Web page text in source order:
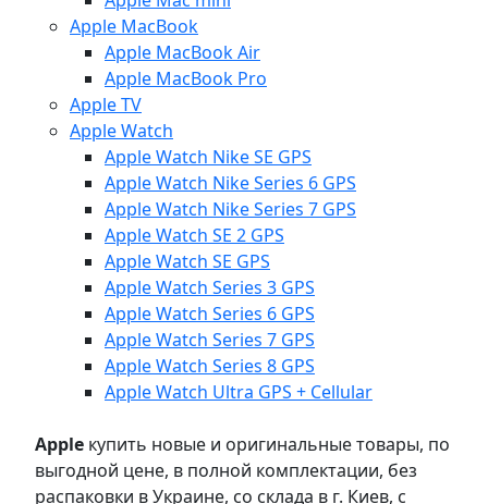
Apple MacBook
Apple MacBook Air
Apple MacBook Pro
Apple TV
Apple Watch
Apple Watch Nike SE GPS
Apple Watch Nike Series 6 GPS
Apple Watch Nike Series 7 GPS
Apple Watch SE 2 GPS
Apple Watch SE GPS
Apple Watch Series 3 GPS
Apple Watch Series 6 GPS
Apple Watch Series 7 GPS
Apple Watch Series 8 GPS
Apple Watch Ultra GPS + Cellular
Apple купить новые и оригинальные товары, по
выгодной цене, в полной комплектации, без
распаковки в Украине, со склада в г. Киев, с